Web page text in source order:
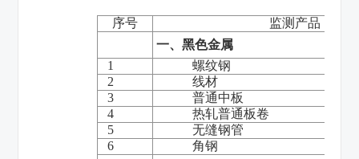
序号
监测产品
一、黑色金属
1
螺纹钢
2
线材
3
普通中板
4
热轧普通板卷
5
无缝钢管
6
角钢